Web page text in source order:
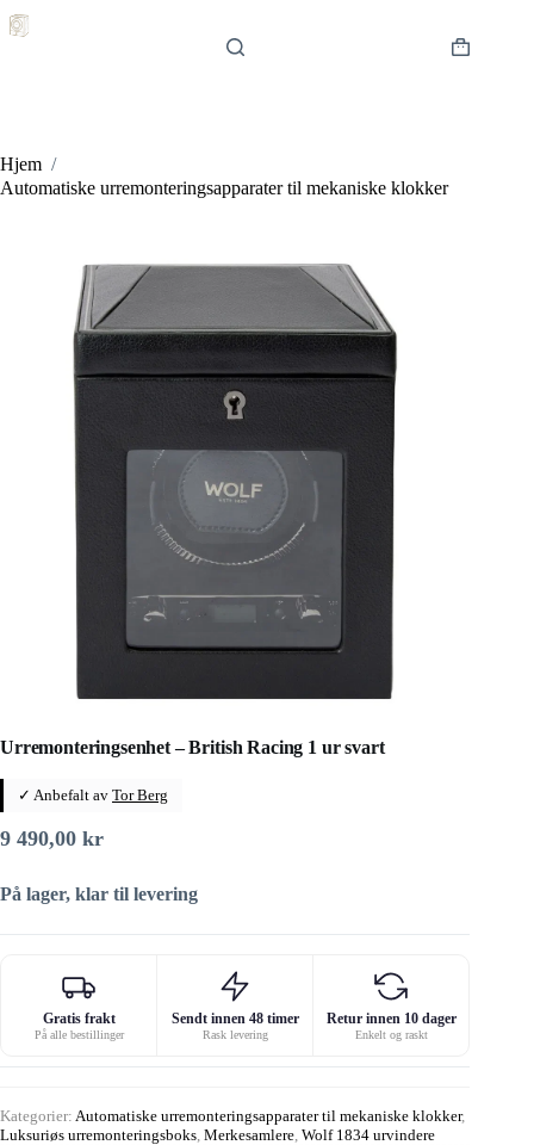
til
Hjem /
Automatiske urremonteringsapparater til mekaniske klokker
Urremonteringsenhet – British Racing 1 ur svart
✓ Anbefalt av Tor Berg
9 490,00 kr
På lager, klar til levering
Gratis frakt
På alle bestillinger
Sendt innen 48 timer
Rask levering
Retur innen 10 dager
Enkelt og raskt
Kategorier: Automatiske urremonteringsapparater til mekaniske klokker,
Luksuriøs urremonteringsboks Merkesamlere Wolf 1834 urvindere